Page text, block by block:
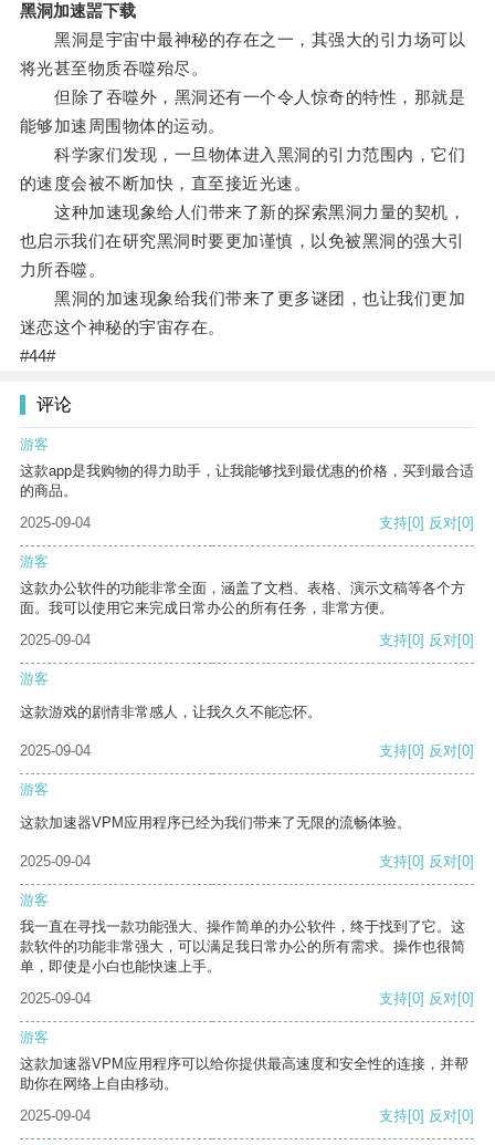
黑洞加速噐下载
黑洞是宇宙中最神秘的存在之一，其强大的引力场可以
将光甚至物质吞噬殆尽。
但除了吞噬外，黑洞还有一个令人惊奇的特性，那就是
能够加速周围物体的运动。
科学家们发现，一旦物体进入黑洞的引力范围内，它们
的速度会被不断加快，直至接近光速。
这种加速现象给人们带来了新的探索黑洞力量的契机，
也启示我们在研究黑洞时要更加谨慎，以免被黑洞的强大引
力所吞噬。
黑洞的加速现象给我们带来了更多谜团，也让我们更加
迷恋这个神秘的宇宙存在。
#44#
评论
游客
这款app是我购物的得力助手，让我能够找到最优惠的价格，买到最合适
的商品。
2025-09-04
支持[0] 反对[0]
游客
这款办公软件的功能非常全面，涵盖了文档、表格、演示文稿等各个方
面。我可以使用它来完成日常办公的所有任务，非常方便。
2025-09-04
支持[0] 反对[0]
游客
这款游戏的剧情非常感人，让我久久不能忘怀。
2025-09-04 支持[0] 反对[0]
游客
这款加速器VPM应用程序已经为我们带来了无限的流畅体验。
2025-09-04 支持[0] 反对[0]
游客
我一直在寻找一款功能强大、操作简单的办公软件，终于找到了它。这
款软件的功能非常强大，可以满足我日常办公的所有需求。操作也很简
单，即使是小白也能快速上手。
2025-09-04
支持[0] 反对[0]
游客
这款加速器VPM应用程序可以给你提供最高速度和安全性的连接，并帮
助你在网络上自由移动。
2025-09-04
支持[0] 反对[0]